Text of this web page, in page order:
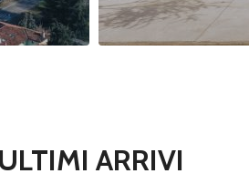
ULTIMI ARRIVI